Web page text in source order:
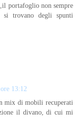
portafoglio non sempre
trovano degli spunti
13:12
mix di mobili recuperati
il divano, di cui mi